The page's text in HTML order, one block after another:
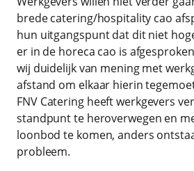
brede catering/hospitality cao
hun uitgangspunt dat dit niet
er in de horeca cao is
wij duidelijk van mening met
afstand om elkaar hierin
FNV Catering heeft werkgevers
standpunt te heroverwegen en
loonbod te komen, anders
probleem.